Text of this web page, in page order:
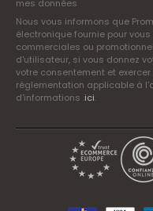
mes données
Nous vous informons que
électronique fournie pour
commerciales ou
d'utilisateur, si vous donnez
votre consentement et
réglementation applicable à
d'informations .ici.